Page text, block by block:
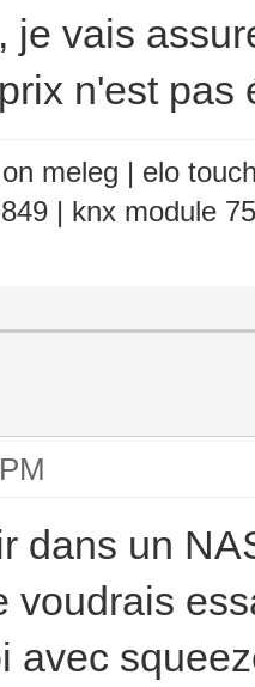
je vais
n'est pas
meleg | elo
| knx module
dans un
voudrais
avec